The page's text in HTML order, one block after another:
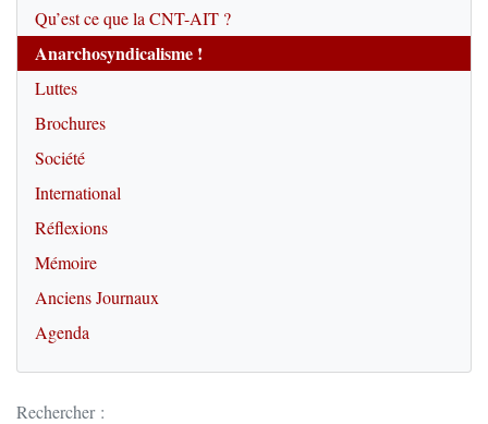
Qu’est ce que la CNT-AIT ?
Anarchosyndicalisme !
Luttes
Brochures
Société
International
Réflexions
Mémoire
Anciens Journaux
Agenda
Rechercher :